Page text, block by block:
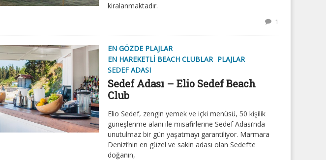
kiralanmaktadır.
1
EN GÖZDE PLAJLAR
EN HAREKETLI BEACH CLUBLAR PLAJLAR
SEDEF ADASI
Sedef Adası – Elio Sedef Beach
Club
Elio Sedef, zengin yemek ve içki menüsü, 50 kişilik
güneşlenme alanı ile misafirlerine Sedef Adası‘nda
unutulmaz bir gün yaşatmayı garantiliyor. Marmara
Denizi’nin en güzel ve sakin adası olan Sedef’te
doğanın,